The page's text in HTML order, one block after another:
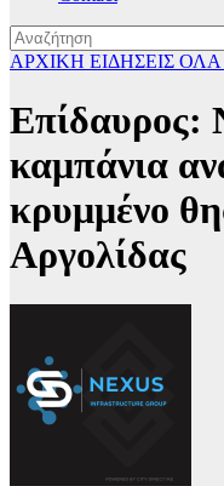
ΑΡΧΙΚΗ ΕΙΔΗΣΕΙΣ ΟΛΑ
Επίδαυρος:
καμπάνια
κρυμμένο
Αργολίδας